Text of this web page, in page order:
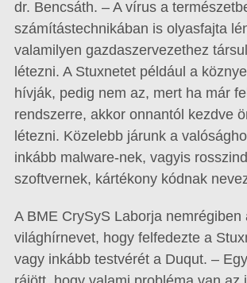
dr. Bencsáth. – A vírus a
számítástechnikában is olyasfajta
valamilyen gazdaszervezethez
létezni. A Stuxnetet például a
hívják, pedig nem az, mert ha már
rendszerre, akkor onnantól kezdve
létezni. Közelebb járunk a
inkább malware-nek, vagyis
szoftvernek, kártékony kódnak
A BME CrySyS Laborja nemrégiben
világhírnevet, hogy felfedezte a
vagy inkább testvérét a Duqut. –